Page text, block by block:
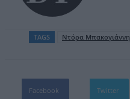
TAGS Ντόρα Μπακογιάννη
Facebook Twitter